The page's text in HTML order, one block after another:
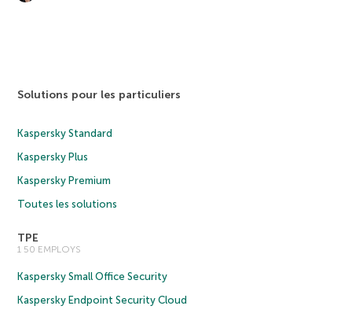
Solutions pour les particuliers
Kaspersky Standard
Kaspersky Plus
Kaspersky Premium
Toutes les solutions
TPE
1 50 EMPLOYS
Kaspersky Small Office Security
Kaspersky Endpoint Security Cloud